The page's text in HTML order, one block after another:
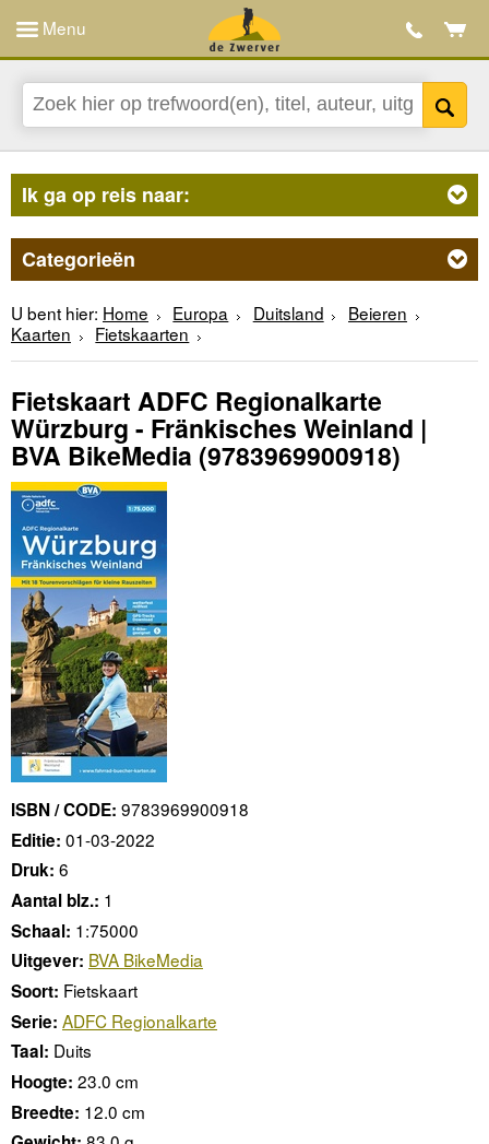
Menu
Ik ga op reis naar:
Categorieën
U bent hier: Home Europa Duitsland
Beieren
Kaarten
Fietskaarten
Fietskaart ADFC Regionalkarte
Würzburg - Fränkisches Weinland |
BVA BikeMedia (9783969900918)
ISBN / CODE: 9783969900918
Editie: 01-03-2022
Druk: 6
Aantal blz.: 1
Schaal: 1:75000
Uitgever: BVA BikeMedia
Soort: Fietskaart
Serie: ADFC Regionalkarte
Taal: Duits
Hoogte: 23.0 cm
Breedte: 12.0 cm